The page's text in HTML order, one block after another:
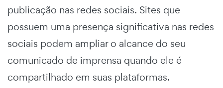
publicação nas redes sociais. Sites que
possuem uma presença significativa nas redes
sociais podem ampliar o alcance do seu
comunicado de imprensa quando ele é
compartilhado em suas plataformas.